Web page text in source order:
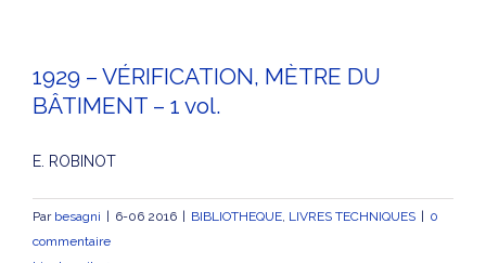
1929 – VÉRIFICATION, MÈTRE DU
BÂTIMENT – 1 vol.
E. ROBINOT
Par besagni 6-06 2016 BIBLIOTHEQUE, LIVRES TECHNIQUES
0
commentaire